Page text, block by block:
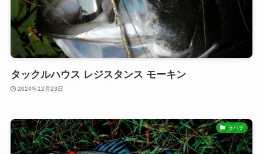
タックルハウス レジスタンス モーキン
2024年12月23日
ラパラ